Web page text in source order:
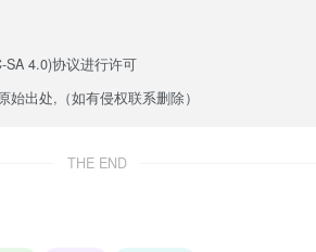
SA 4.0)协议进行许可
出处,（如有侵权联系删除）
THE END